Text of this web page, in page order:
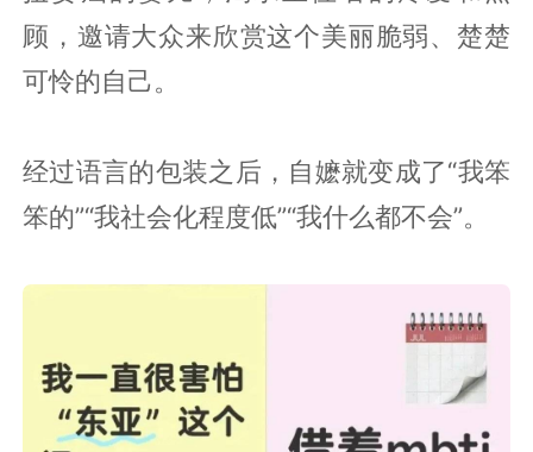
顾，邀请大众来欣赏这个美丽脆弱、楚楚
可怜的自己。
经过语言的包装之后，自嬷就变成了“我笨
笨的”“我社会化程度低”“我什么都不会”。